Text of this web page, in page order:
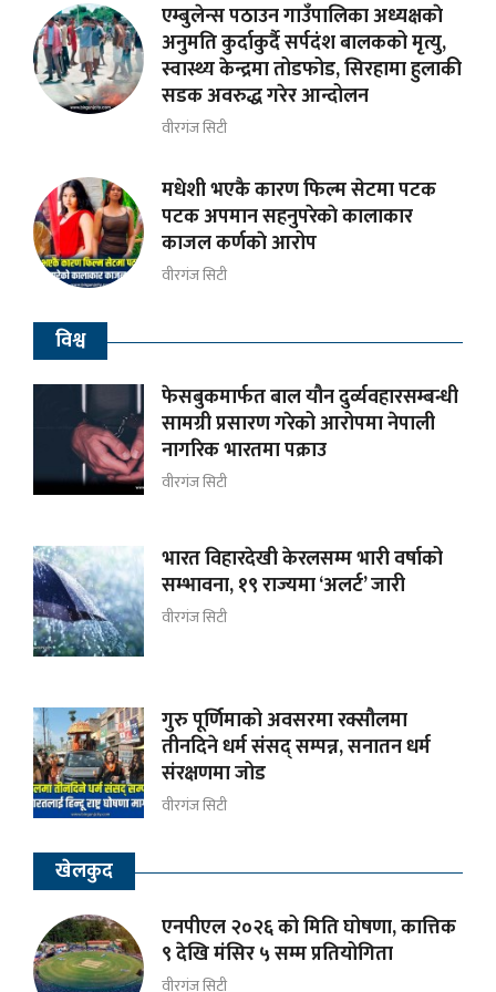
एम्बुलेन्स पठाउन गाउँपालिका अध्यक्षकाे
अनुमति कुर्दाकुर्दै सर्पदंश बालकको मृत्यु,
स्वास्थ्य केन्द्रमा तोडफोड, सिरहामा हुलाकी
सडक अवरुद्ध गरेर आन्दोलन
वीरगंज सिटी
मधेशी भएकै कारण फिल्म सेटमा पटक
पटक अपमान सहनुपरेकाे कालाकार
काजल कर्णकाे आरोप
वीरगंज सिटी
विश्व
फेसबुकमार्फत बाल यौन दुर्व्यवहारसम्बन्धी
सामग्री प्रसारण गरेको आरोपमा नेपाली
नागरिक भारतमा पक्राउ
वीरगंज सिटी
भारत विहारदेखी केरलसम्म भारी वर्षाको
सम्भावना, १९ राज्यमा ‘अलर्ट’ जारी
वीरगंज सिटी
गुरु पूर्णिमाको अवसरमा रक्सौलमा
तीनदिने धर्म संसद् सम्पन्न, सनातन धर्म
संरक्षणमा जोड
वीरगंज सिटी
खेलकुद
एनपीएल २०२६ को मिति घोषणा, कात्तिक
९ देखि मंसिर ५ सम्म प्रतियोगिता
वीरगंज सिटी